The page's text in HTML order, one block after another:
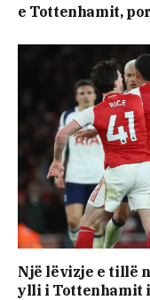
e Tottenhamit, por
Një lëvizje e tillë
ylli i Tottenhamit